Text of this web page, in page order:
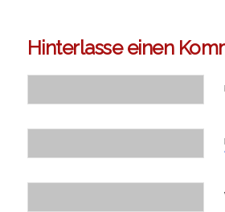
Hinterlasse einen